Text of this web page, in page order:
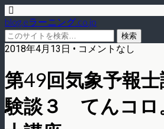
blog.eラーニング.co.jp
2018年4月13日 • コメントなし
第49回気象予報
験談３ てんコロ